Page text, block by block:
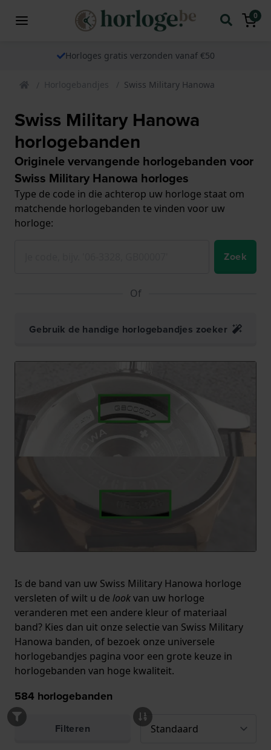
0
Horloges gratis verzonden vanaf €50
Horlogebandjes Swiss Military Hanowa
Swiss Military Hanowa
horlogebanden
Originele vervangende horlogebanden voor
Swiss Military Hanowa horloges
Type de code in die achterop uw horloge staat om
matchende horlogebanden te vinden voor uw
horloge:
Zoek
Of
Gebruik de handige horlogebandjes zoeker
Is de band van uw Swiss Military Hanowa horloge
versleten of wilt u de lookvan uw horloge
veranderen met een andere kleur of materiaal
band? Kies dan uit onze selectie van Swiss Military
Hanowa banden, of bezoek onze universele
horlogebandjes pagina voor een grote keuze in
horlogebanden van hoge kwaliteit.
584 horlogebanden
Filteren